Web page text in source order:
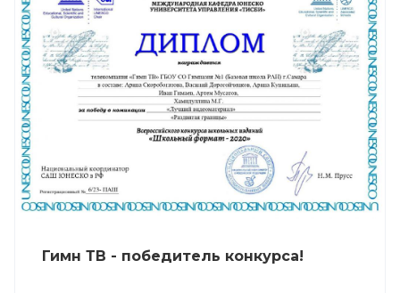
Гимн ТВ - победитель конкурса!